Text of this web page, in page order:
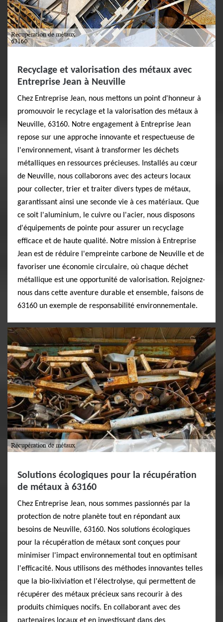
Recyclage et valorisation des métaux avec
Entreprise Jean à Neuville
Chez Entreprise Jean, nous mettons un point d'honneur à
promouvoir le recyclage et la valorisation des métaux à
Neuville, 63160. Notre engagement à Entreprise Jean
repose sur une approche innovante et respectueuse de
l'environnement, visant à transformer les déchets
métalliques en ressources précieuses. Installés au cœur
de Neuville, nous collaborons avec des acteurs locaux
pour collecter, trier et traiter divers types de métaux,
garantissant ainsi une seconde vie à ces matériaux. Que
ce soit l'aluminium, le cuivre ou l'acier, nous disposons
d'équipements de pointe pour assurer un recyclage
efficace et de haute qualité. Notre mission à Entreprise
Jean est de réduire l'empreinte carbone de Neuville et de
favoriser une économie circulaire, où chaque déchet
métallique est une opportunité de valorisation. Rejoignez-
nous dans cette aventure durable et ensemble, faisons de
63160 un exemple de responsabilité environnementale.
Solutions écologiques pour la récupération
de métaux à 63160
Chez Entreprise Jean, nous sommes passionnés par la
protection de notre planète tout en répondant aux
besoins de Neuville, 63160. Nos solutions écologiques
pour la récupération de métaux sont conçues pour
minimiser l'impact environnemental tout en optimisant
l'efficacité. Nous utilisons des méthodes innovantes telles
que la bio-lixiviation et l'électrolyse, qui permettent de
récupérer des métaux précieux sans recourir à des
produits chimiques nocifs. En collaborant avec des